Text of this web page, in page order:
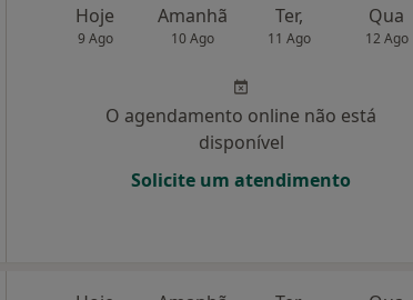
Hoje
9 Ago
Amanhã
10 Ago
Ter,
11 Ago
Qua
12 Ago
O agendamento online não está
disponível
Solicite um atendimento